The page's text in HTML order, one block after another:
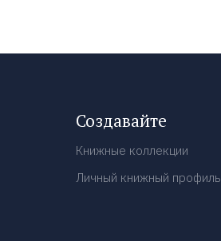
Создавайте
Книжные коллекции
Личный книжный профиль